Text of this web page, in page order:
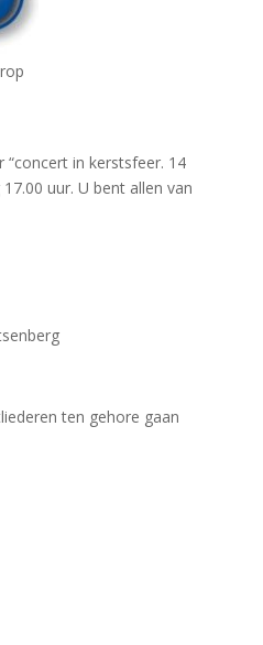
“concert in kerstsfeer. 14
uur. U bent allen van
ten gehore gaan